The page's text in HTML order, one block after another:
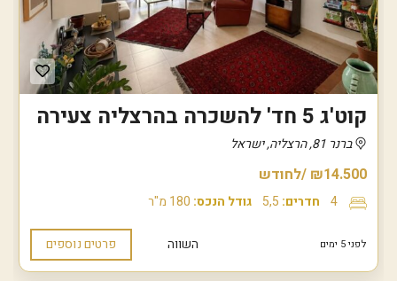
קוט'ג 5 חד' להשכרה בהרצליה צעירה
ברנר 81, הרצליה, ישראל
₪14.500 /לחודש
4 חדרים: 5,5 גודל הנכס: 180 מ"ר
לפני 5 ימים השווה פרטים נוספים